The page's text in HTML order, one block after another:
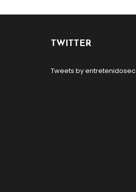
TWITTER
Tweets by entretenidosec